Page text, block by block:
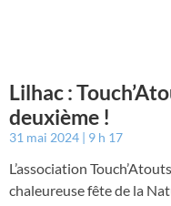
Lilhac :
deuxième !
31 mai 2024 9 h 17
L’association
chaleureuse fête de la